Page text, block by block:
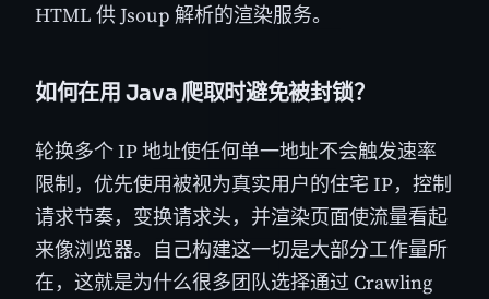
HTML 供 Jsoup 解析的渲染服务。
如何在用 Java 爬取时避免被封锁？
轮换多个 IP 地址使任何单一地址不会触发速率
限制，优先使用被视为真实用户的住宅 IP，控制
请求节奏，变换请求头，并渲染页面使流量看起
来像浏览器。自己构建这一切是大部分工作量所
在，这就是为什么很多团队选择通过 Crawling